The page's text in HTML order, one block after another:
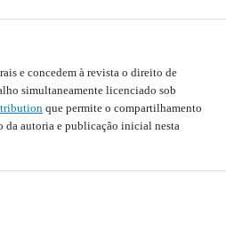
e concedem à revista o direito de
simultaneamente licenciado sob
que permite o compartilhamento
da autoria e publicação inicial nesta